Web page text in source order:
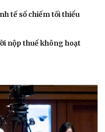
tế số chiếm tối thiểu
nộp thuế không hoạt